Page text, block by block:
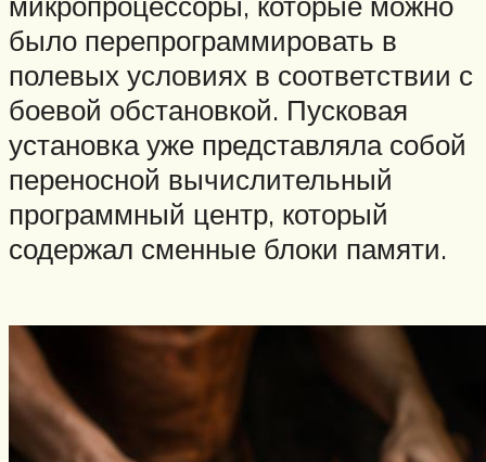
было перепрограммировать в
полевых условиях в соответствии с
боевой обстановкой. Пусковая
установка уже представляла собой
переносной вычислительный
программный центр, который
содержал сменные блоки памяти.